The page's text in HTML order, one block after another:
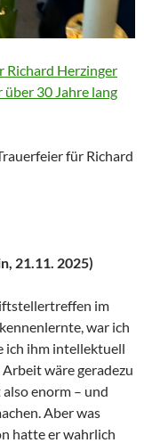
Richard Herzinger
30 Jahre lang
für Richard
21.11. 2025)
im
war ich
ich ihm intellektuell
wäre geradezu
enorm – und
Aber was
hatte er wahrlich